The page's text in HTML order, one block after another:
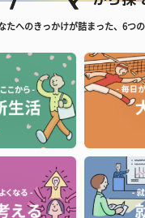
たへのきっかけが詰まった、6つ